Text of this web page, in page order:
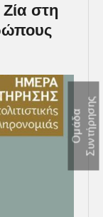
στη
Ο
μ
ά
δ
α
Σ
υ
ν
τ
ή
ρ
η
σ
ης